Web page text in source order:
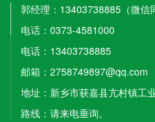
郭经理：13403738885（微信
电话：0373-4581000
电话：13403738885
邮箱：2758749897@qq.com
地址：新乡市获嘉县亢村镇工
路线：请来电垂询。